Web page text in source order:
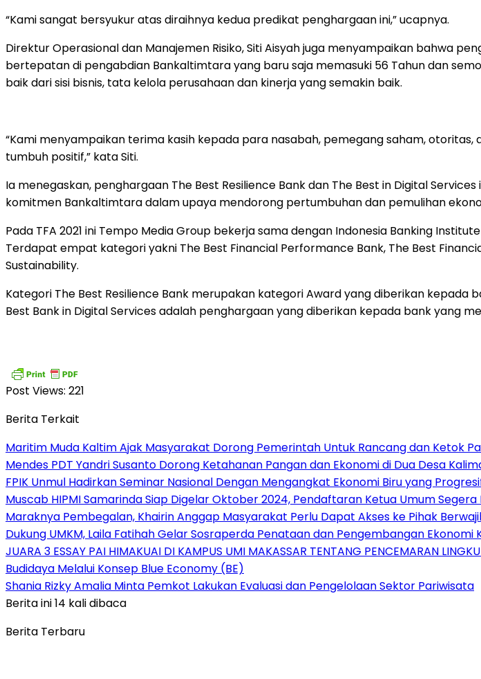
“Kami sangat bersyukur atas diraihnya kedua predikat penghargaan ini,” ucapnya.
Direktur Operasional dan Manajemen Risiko, Siti Aisyah juga menyampaikan bahwa
bertepatan di pengabdian Bankaltimtara yang baru saja memasuki 56 Tahun dan
baik dari sisi bisnis, tata kelola perusahaan dan kinerja yang semakin baik.
“Kami menyampaikan terima kasih kepada para nasabah, pemegang saham,
tumbuh positif,” kata Siti.
Ia menegaskan, penghargaan The Best Resilience Bank dan The Best in Digital
komitmen Bankaltimtara dalam upaya mendorong pertumbuhan dan pemulihan
Pada TFA 2021 ini Tempo Media Group bekerja sama dengan Indonesia Banking
Terdapat empat kategori yakni The Best Financial Performance Bank, The Best
Sustainability.
Kategori The Best Resilience Bank merupakan kategori Award yang diberikan
Best Bank in Digital Services adalah penghargaan yang diberikan kepada bank yang
Post Views: 221
Berita Terkait
Maritim Muda Kaltim Ajak Masyarakat Dorong Pemerintah Untuk Rancang dan Ketok
Mendes PDT Yandri Susanto Dorong Ketahanan Pangan dan Ekonomi di Dua Desa
FPIK Unmul Hadirkan Seminar Nasional Dengan Mengangkat Ekonomi Biru yang
Muscab HIPMI Samarinda Siap Digelar Oktober 2024, Pendaftaran Ketua Umum Segera
Maraknya Pembegalan, Khairin Anggap Masyarakat Perlu Dapat Akses ke Pihak
Dukung UMKM, Laila Fatihah Gelar Sosraperda Penataan dan Pengembangan Ekonomi
JUARA 3 ESSAY PAI HIMAKUAI DI KAMPUS UMI MAKASSAR TENTANG PENCEMARAN
Budidaya Melalui Konsep Blue Economy (BE)
Shania Rizky Amalia Minta Pemkot Lakukan Evaluasi dan Pengelolaan Sektor Pariwisata
Berita ini 14 kali dibaca
Berita Terbaru